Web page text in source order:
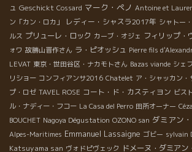
ュ Geschickt Cossard マーク・ペノ Antoine et
ン「カン・ロカ」
レディー・シャスラ2017年 シャトー
ルス プリューレ・ロック カーブ・オジェ フィリップ・
ォワ 故勝山晋作さん ラ・ピオッシュ Pierre fils
LEVAT 東京・世田谷区・ナカモトさん Bazas viande シェ
リショー コンフィアンサ2016 Chatelet ア・シャッカン・
プ・ロゼ TAVEL ROSE コート・ド・カスティヨン ビス
ル・ナディー・フコー La Casa del Perro 田所オーナー
BOUCHET Nagoya Dégustation OZONO san ダミアン
Alpes-Maritimes Emmanuel Lassaigne ゴビー sylvain
Katsuyama san ヴォドピヴェック ドメーヌ・ダミアン